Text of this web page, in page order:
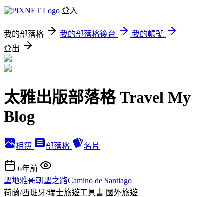
登入
我的部落格 我的部落格後台
我的帳號
登出
太雅出版部落格 Travel My
Blog
相簿 部落格 名片
6年前
聖地雅哥朝聖之路Camino de Santiago
荷蘭/西班牙/瑞士旅遊工具書 國外旅遊